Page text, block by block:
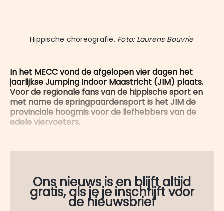
WhatsApp
Facebook
LinkedIn
X
E-
Hippische choreografie. Foto: Laurens Bouvrie
In het MECC vond de afgelopen vier dagen het
jaarlijkse Jumping Indoor Maastricht (JIM) plaats.
Voor de regionale fans van de hippische sport en
met name de springpaardensport is het JIM de
provinciale hoogmis voor de liefhebbers van de
edele viervoeters.
Ons nieuws is en blijft altijd
gratis, als je je inschrijft voor
de nieuwsbrief